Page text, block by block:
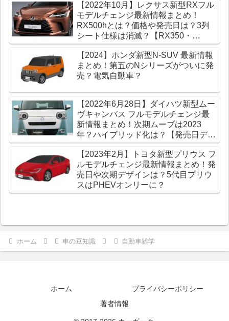
【2022年10月】レクサス新型RXフル
モデルチェンジ最新情報まとめ！
RX500hとは？価格や発売日は？3列
シート仕様は消滅？【RX350・
RX450h】
【2024】ホンダ新型N-SUV 最新情報
まとめ！第五のNシリーズがついに発
売？電気自動車？
【2022年6月28日】ダイハツ新型ムー
ヴキャンバス フルモデルチェンジ最
新情報まとめ！次期ムーブは2023
年？ハイブリッド化は？【発売日デザ
イン】
【2023年2月】トヨタ新型プリウス フ
ルモデルチェンジ最新情報まとめ！発
売日や次期デザインは？5代目プリウ
スはPHEVオンリーに？
ホーム 車の豆知識 自動車雑学
ホーム
プライバシーポリシー
著者情報